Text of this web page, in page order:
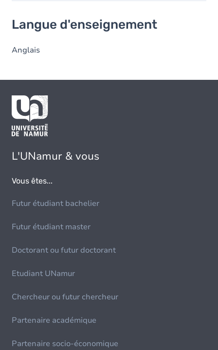
Langue d'enseignement
Anglais
L'UNamur & vous
Vous êtes...
Futur étudiant bachelier
Futur étudiant master
Doctorant ou futur doctorant
Etudiant UNamur
Chercheur ou futur chercheur
Partenaire académique
Partenaire socio-économique